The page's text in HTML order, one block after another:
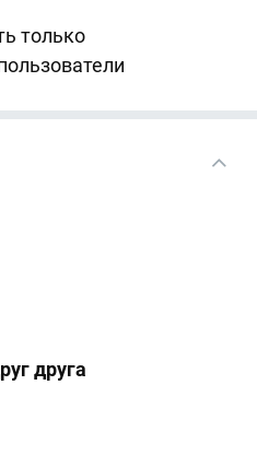
только
друга